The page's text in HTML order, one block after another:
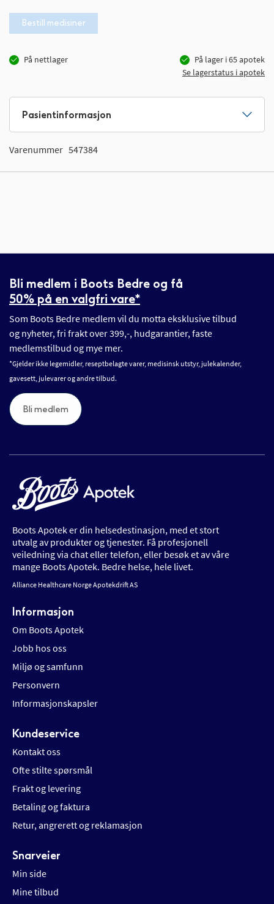
Bestill medisiner
På nettlager På lager i65apotek
Se lagerstatus i apotek
bildegalleri
Pasientinformasjon
Varenummer 547384
Bli medlem i Boots Bedre og få
50% på en valgfri vare*
Som Boots Bedre medlem vil du motta eksklusive tilbud
og nyheter, fri frakt over 399,-, hudgarantier, faste
medlemstilbud og mye mer.
*Gjelder ikke legemidler, reseptbelagte varer, medisinsk utstyr, julekalender,
gavesett, julevarer og andre tilbud.
Bli medlem
Boots Apotek er din helsedestinasjon, med et stort
utvalg av produkter og tjenester. Få profesjonell
veiledning via chat eller telefon, eller besøk et av våre
mange Boots Apotek. Bedre helse, hele livet.
Alliance Healthcare Norge Apotekdrift AS
Informasjon
Om Boots Apotek
Jobb hos oss
Miljø og samfunn
Personvern
Informasjonskapsler
Kundeservice
Kontakt oss
Ofte stilte spørsmål
Frakt og levering
Betaling og faktura
Retur, angrerett og reklamasjon
Snarveier
Min side
Mine tilbud